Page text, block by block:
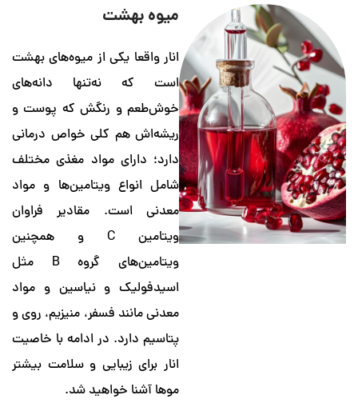
میوه بهشت
انار واقعا یکی از میوه‌های بهشت
است که نه‌تنها دانه‌های
خوش‌طعم و رنگش که پوست و
ریشه‌اش هم کلی خواص درمانی
دارد؛ دارای مواد مغذی مختلف
شامل انواع ویتامین‌ها و مواد
معدنی است. مقادیر فراوان
ویتامین C و همچنین
ویتامین‌های گروه B مثل
اسیدفولیک و نیاسین و مواد
معدنی مانند فسفر، منیزیم، روی و
پتاسیم دارد. در ادامه با خاصیت
انار برای زیبایی و سلامت بیشتر
موها آشنا خواهید شد.